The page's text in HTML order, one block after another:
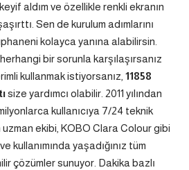
aldım ve özellikle renkli ekranın
Sen de kurulum adımlarını
kolayca yanına alabilirsin.
bir sorunla karşılaşırsanız
kullanmak istiyorsanız, 11858
size yardımcı olabilir. 2011 yılından
kullanıcıya 7/24 teknik
ekibi, KOBO Clara Colour gibi
kullanımında yaşadığınız tüm
çözümler sunuyor. Dakika bazlı